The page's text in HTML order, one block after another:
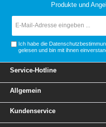
Produkte und
Ich habe die
gelesen und bin mit ihnen
Service-Hotline
Allgemein
Kundenservice